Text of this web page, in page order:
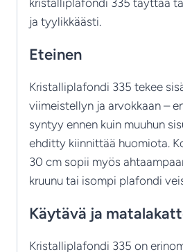
kristalliplafondi 335 täyttää
ja tyylikkäästi.
Eteinen
Kristalliplafondi 335 tekee
viimeistellyn ja arvokkaan –
syntyy ennen kuin muuhun
ehditty kiinnittää huomiota.
30 cm sopii myös
kruunu tai isompi plafondi
Käytävä ja
Kristalliplafondi 335 on